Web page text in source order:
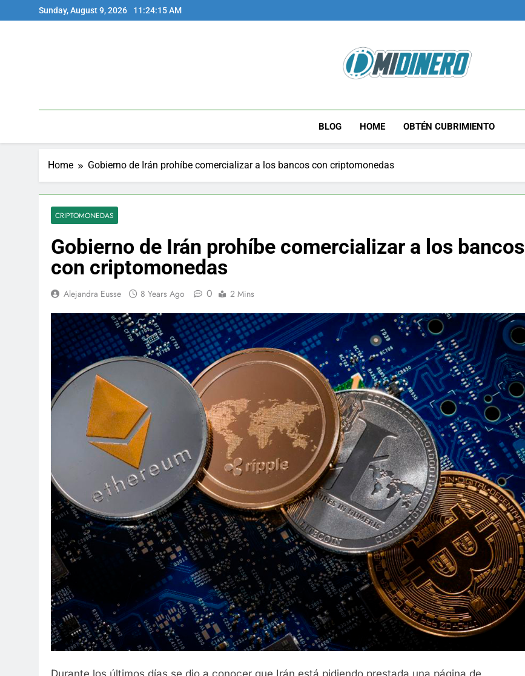
to
Sunday, August 9, 2026 11:24:16 AM
Midinero.co
BLOG HOME OBTÉN CUBRIMIENTO
Home Gobierno de Irán prohíbe comercializar a los bancos con criptomonedas
CRIPTOMONEDAS
Gobierno de Irán prohíbe comercializar a los bancos
con criptomonedas
Alejandra Eusse 8 Years Ago 0 2 Mins